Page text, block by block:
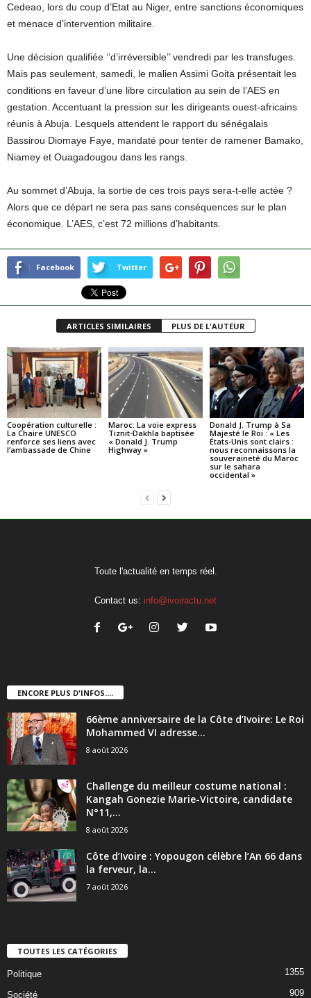
Cedeao, lors du coup d’Etat au Niger, entre sanctions économiques
et menace d’intervention militaire.
Une décision qualifiée ‘’d’irréversible’’ vendredi par les transfuges.
Mais pas seulement, samedi, le malien Assimi Goita présentait les
conditions en faveur d’une libre circulation au sein de l’AES en
gestation. Accentuant la pression sur les dirigeants ouest-africains
réunis à Abuja. Lesquels attendent le rapport du sénégalais
Bassirou Diomaye Faye, mandaté pour tenter de ramener Bamako,
Niamey et Ouagadougou dans les rangs.
Au sommet d’Abuja, la sortie de ces trois pays sera-t-elle actée ?
Alors que ce départ ne sera pas sans conséquences sur le plan
économique. L’AES, c’est 72 millions d’habitants.
Facebook Twitter
ARTICLES SIMILAIRES PLUS DE L'AUTEUR
Coopération culturelle :
La Chaire UNESCO
renforce ses liens avec
l’ambassade de Chine
Maroc: La voie express
Tiznit-Dakhla baptisée
« Donald J. Trump
Highway »
Donald J. Trump à Sa
Majesté le Roi : « Les
États-Unis sont clairs :
nous reconnaissons la
souveraineté du Maroc
sur le sahara
occidental »
Toute l'actualité en temps réel.
Contact us: info@ivoiractu.net
ENCORE PLUS D'INFOS....
66ème anniversaire de la Côte d’Ivoire: Le Roi
Mohammed VI adresse...
8 août 2026
Challenge du meilleur costume national :
Kangah Gonezie Marie-Victoire, candidate
N°11,...
8 août 2026
Côte d’Ivoire : Yopougon célèbre l’An 66 dans
la ferveur, la...
7 août 2026
TOUTES LES CATÉGORIES
Politique 1355
Société 909